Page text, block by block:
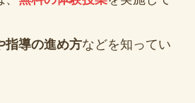
指導の進め方などを知ってい